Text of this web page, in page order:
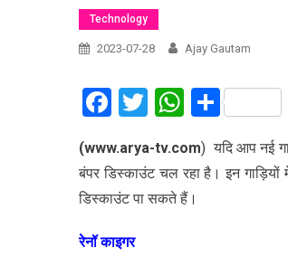
Technology
2023-07-28 Ajay Gautam
Facebook
TwitterShare
(www.arya-tv.com) यदि आप नई
बंपर डिस्काउंट चल रहा है। इन
डिस्काउंट पा सकते हैं।
रेनॉ काइगर